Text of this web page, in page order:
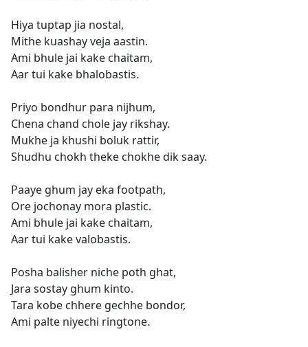
Hiya tuptap jia nostal,
Mithe kuashay veja aastin.
Ami bhule jai kake chaitam,
Aar tui kake bhalobastis.
Priyo bondhur para nijhum,
Chena chand chole jay rikshay.
Mukhe ja khushi boluk rattir,
Shudhu chokh theke chokhe dik saay.
Paaye ghum jay eka footpath,
Ore jochonay mora plastic.
Ami bhule jai kake chaitam,
Aar tui kake valobastis.
Posha balisher niche poth ghat,
Jara sostay ghum kinto.
Tara kobe chhere gechhe bondor,
Ami palte niyechi ringtone.